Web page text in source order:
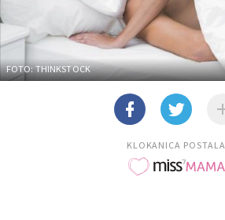
FOTO: THINKSTOCK
KLOKANICA POSTALA